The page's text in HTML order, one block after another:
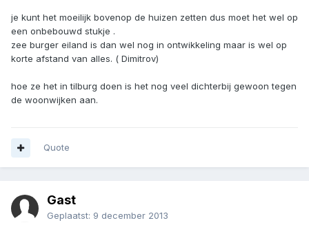
je kunt het moeilijk bovenop de huizen zetten dus moet het wel op
een onbebouwd stukje .
zee burger eiland is dan wel nog in ontwikkeling maar is wel op
korte afstand van alles. ( Dimitrov)
hoe ze het in tilburg doen is het nog veel dichterbij gewoon tegen
de woonwijken aan.
Quote
Gast
Geplaatst: 9 december 2013